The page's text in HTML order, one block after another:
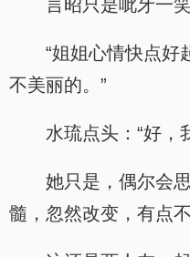
言昭只是呲牙一
“姐姐心情快点好
不美丽的。”
水琉点头：“好，
她只是，偶尔会
髓，忽然改变，有点不